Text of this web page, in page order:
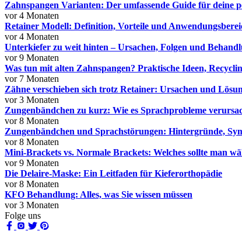
Zahnspangen Varianten: Der umfassende Guide für deine
vor 4 Monaten
Retainer Modell: Definition, Vorteile und
vor 4 Monaten
Unterkiefer zu weit hinten – Ursachen, Folgen und
vor 9 Monaten
Was tun mit alten Zahnspangen? Praktische Ideen,
vor 7 Monaten
Zähne verschieben sich trotz Retainer: Ursachen und
vor 3 Monaten
Zungenbändchen zu kurz: Wie es Sprachprobleme
vor 8 Monaten
Zungenbändchen und Sprachstörungen: Hintergründe,
vor 8 Monaten
Mini-Brackets vs. Normale Brackets: Welches sollte man
vor 9 Monaten
Die Delaire-Maske: Ein Leitfaden für Kieferorthopädie
vor 8 Monaten
KFO Behandlung: Alles, was Sie wissen müssen
vor 3 Monaten
Folge uns